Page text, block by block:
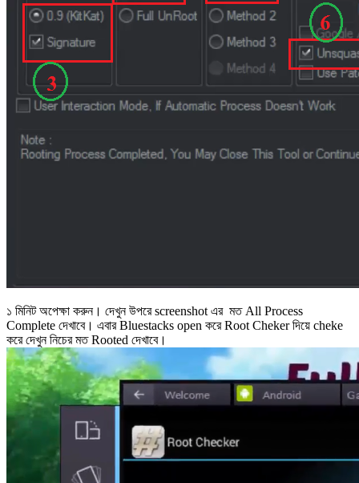
১ মিনিট অপেক্ষা করুন। দেখুন উপরে screenshot এর মত All Process
Complete দেখাবে। এবার Bluestacks open করে Root Cheker দিয়ে cheke
করে দেখুন নিচের মত Rooted দেখাবে।